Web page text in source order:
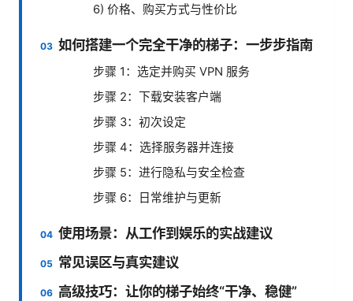
6) 价格、购买方式与性价比
如何搭建一个完全干净的梯子：一步步指南
步骤 1：选定并购买 VPN 服务
步骤 2：下载安装客户端
步骤 3：初次设定
步骤 4：选择服务器并连接
步骤 5：进行隐私与安全检查
步骤 6：日常维护与更新
使用场景：从工作到娱乐的实战建议
常见误区与真实建议
高级技巧：让你的梯子始终“干净、稳健”